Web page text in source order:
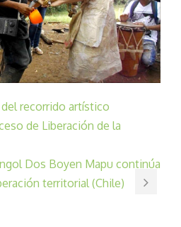
recorrido artístico
de Liberación de la
Dos Boyen Mapu continúa
territorial (Chile)